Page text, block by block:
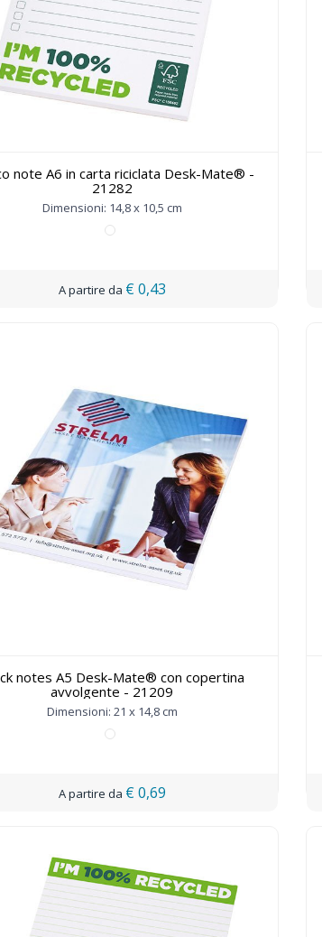
note A6 in carta riciclata Desk-Mate® -
21282
Dimensioni: 14,8 x 10,5 cm
€ 0,43
notes A5 Desk-Mate® con copertina
avvolgente - 21209
Dimensioni: 21 x 14,8 cm
€ 0,69